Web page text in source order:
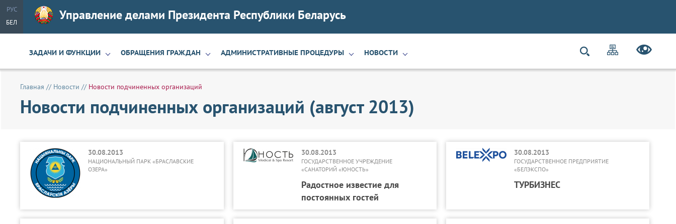
РУС
БЕЛ
Управление делами Президента Республики Беларусь
ЗАДАЧИ И ФУНКЦИИ ОБРАЩЕНИЯ ГРАЖДАН АДМИНИСТРАТИВНЫЕ ПРОЦЕДУРЫ НОВОСТИ
Главная // Новости // Новости подчиненных организаций
Новости подчиненных организаций (август 2013)
30.08.2013
НАЦИОНАЛЬНЫЙ ПАРК «БРАСЛАВСКИЕ
ОЗЕРА»
30.08.2013
ГОСУДАРСТВЕННОЕ УЧРЕЖДЕНИЕ
«САНАТОРИЙ «ЮНОСТЬ»
Радостное известие для
постоянных гостей
30.08.2013
ГОСУДАРСТВЕННОЕ ПРЕДПРИЯТИЕ
«БЕЛЭКСПО»
ТУРБИЗНЕС